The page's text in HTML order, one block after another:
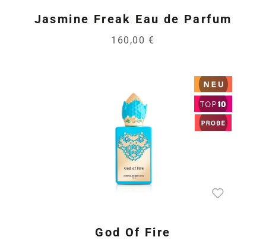
Jasmine Freak Eau de Parfum
160,00 €
God Of Fire